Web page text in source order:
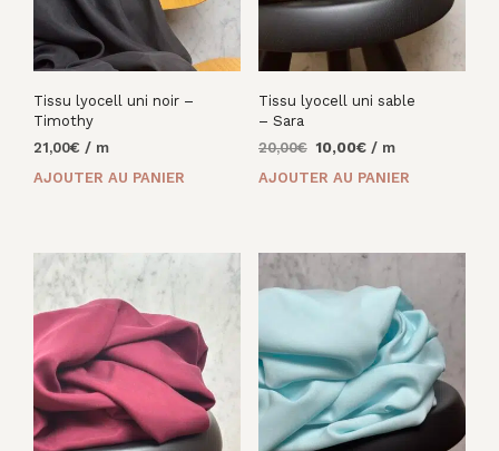
Tissu lyocell uni noir –
Timothy
21,00€ / m
AJOUTER AU PANIER
Tissu lyocell uni sable
– Sara
20,00€ Le
10,00€Le/ m
AJOUTER AU PANIER